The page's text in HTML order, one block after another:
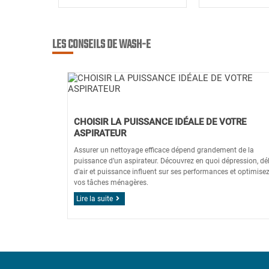
LES CONSEILS DE WASH-E
CHOISIR LA PUISSANCE IDÉALE DE VOTRE
ASPIRATEUR
Assurer un nettoyage efficace dépend grandement de la
puissance d’un aspirateur. Découvrez en quoi dépression,
d’air et puissance influent sur ses performances et optimisez
vos tâches ménagères.
Lire la suite